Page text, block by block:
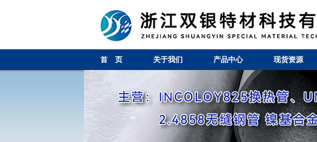
首 页 关于我们 产品中心 现货资源